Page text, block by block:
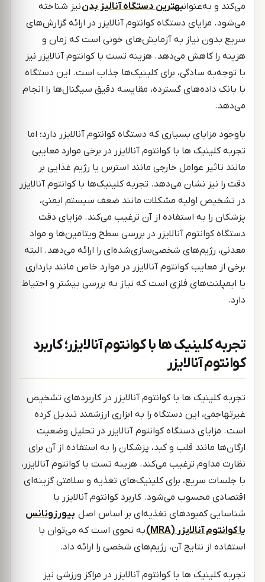
می‌کند و به‌عنوانبهترین دستگاه آنالیز بدننیز شناخته
می‌شود. مزایای دستگاه کوانتوم آنالایزر در ارائه گزارش‌های
سریع بدون نیاز به آزمایش‌های خونی است که زمان و
هزینه را کاهش می‌دهد. هزینه تست با کوانتوم آنالایزر نیز
با توجه‌به سادگی، برای کلینیک‌ها جذاب است. این دستگاه
با بانک داده‌های گسترده، مقایسه دقیق سیگنال‌ها را انجام
می‌دهد.
باوجود مزایای بسیاری که دستگاه کوانتوم آنالایزر دارد؛ اما
تجربه کلینیک ها با کوانتوم آنالایزر در برخی موارد معایبی
مانند تاثیر عوامل خارجی مانند استرس یا رژیم غذایی بر
دقت را نیز نشان می‌دهد. تجربه کلینیک‌ها با کوانتوم آنالایزر
در تشخیص اولیه مشکلات مانند ضعف سیستم ایمنی،
پزشکان را به استفاده از آن ترغیب می‌کند. مزایای دقت
دستگاه کوانتوم آنالایزر در بررسی سطح ویتامین‌ها و مواد
معدنی، رژیم‌های شخصی‌سازی‌شده‌ای را ارائه می‌دهد. البته
برخی از معایب کوانتوم آنالایزر در موارد خاص مانند بارداری
یا ایمپلنت‌های فلزی است که نیاز به بررسی بیشتر و احتیاط
دارد.
تجربه کلینیک ها با کوانتوم آنالایزر؛ کاربرد
کوانتوم آنالایزر
تجربه کلینیک ها با کوانتوم آنالایزر در کاربردهای تشخیص
غیرتهاجمی، این دستگاه را به ابزاری ارزشمند تبدیل کرده
است. مزایای دستگاه کوانتوم آنالایزر در تحلیل وضعیت
ارگان‌ها مانند قلب و کبد، پزشکان را به استفاده از آن برای
نظارت مداوم ترغیب می‌کند. هزینه تست با کوانتوم آنالایزر،
با جلسات سریع، برای کلینیک‌های تغذیه و سلامتی گزینه‌ای
اقتصادی محسوب می‌شود. کاربرد کوانتوم آنالایزر با
شناسایی کمبودهای تغذیه‌ای بر اساس اصل بیورزونانس
یا کوانتوم آنالایزر (MRA)
به نحوی است که می‌توان با
استفاده از نتایج آن، رژیم‌های شخصی را ارائه داد.
تجربه کلینیک ها با کوانتوم آنالایزر در مراکز ورزشی نیز